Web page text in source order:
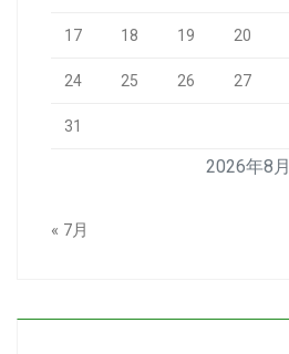
2026年8月
17 18 19 20
24 25 26 27
31
« 7月